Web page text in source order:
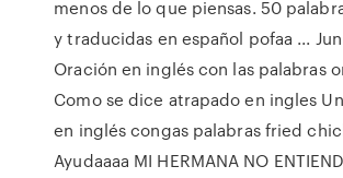
menos de lo que piensas. 50
y traducidas en español pofaa ... Jun
Oración en inglés con las palabras
Como se dice atrapado en ingles
en inglés congas palabras fried
Ayudaaaa MI HERMANA NO